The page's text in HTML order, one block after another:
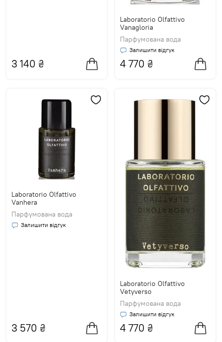
3 140 ₴
Laboratorio Olfattivo
Vanagloria
Парфумована вода
Залишити відгук
4 770 ₴
Laboratorio Olfattivo
Vanhera
Парфумована вода
Залишити відгук
3 570 ₴
Laboratorio Olfattivo
Vetyverso
Парфумована вода
Залишити відгук
4 770 ₴